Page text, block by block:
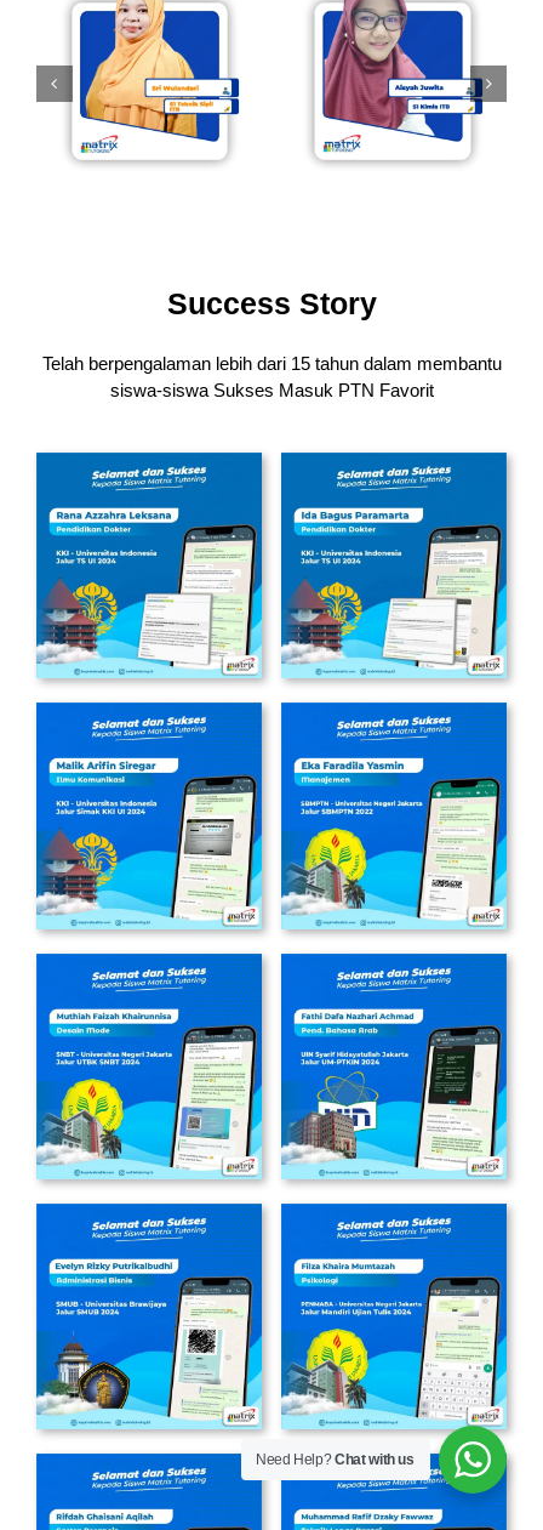
Success Story
Telah berpengalaman lebih dari 15 tahun dalam membantu
siswa-siswa Sukses Masuk PTN Favorit
Need Help?Chat with us